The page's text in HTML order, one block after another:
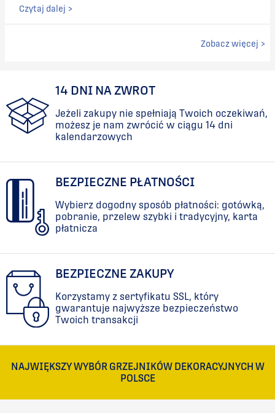
Czytaj dalej >
Zobacz więcej >
14 DNI NA ZWROT
Jeżeli zakupy nie spełniają Twoich oczekiwań,
możesz je nam zwrócić w ciągu 14 dni
kalendarzowych
BEZPIECZNE PŁATNOŚCI
Wybierz dogodny sposób płatności: gotówką,
pobranie, przelew szybki i tradycyjny, karta
płatnicza
BEZPIECZNE ZAKUPY
Korzystamy z sertyfikatu SSL, który
gwarantuje najwyższe bezpieczeństwo
Twoich transakcji
NAJWIĘKSZY WYBÓR GRZEJNIKÓW DEKORACYJNYCH W
POLSCE